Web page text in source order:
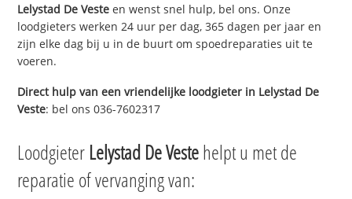
Lelystad De Veste en wenst snel hulp, bel ons. Onze
loodgieters werken 24 uur per dag, 365 dagen per jaar en
zijn elke dag bij u in de buurt om spoedreparaties uit te
voeren.
Direct hulp van een vriendelijke loodgieter in Lelystad De
Veste: bel ons 036-7602317
Loodgieter Lelystad De Vestehelpt u met de
reparatie of vervanging van: